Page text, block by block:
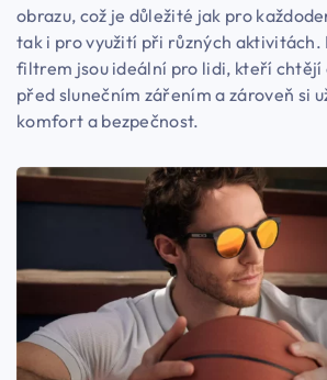
obrazu, což je důležité jak pro
tak i pro využití při různých aktivitách.
filtrem jsou ideální pro lidi, kteří chtějí
před slunečním zářením a zároveň si
komfort a bezpečnost.